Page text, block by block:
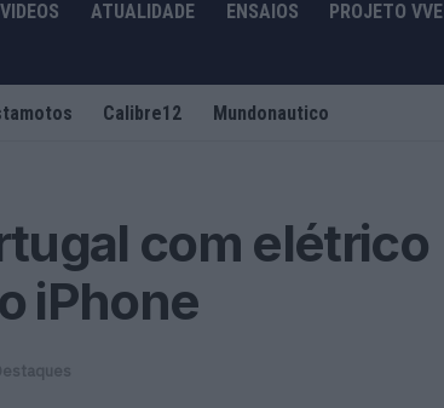
VIDEOS ATUALIDADE ENSAIOS PROJETO VVE
Calibre12 Mundonautico
com elétrico
iPhone